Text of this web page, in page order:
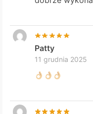
Patty
11 grudnia 2025